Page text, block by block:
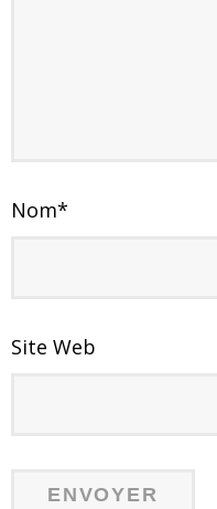
Nom*
Site Web